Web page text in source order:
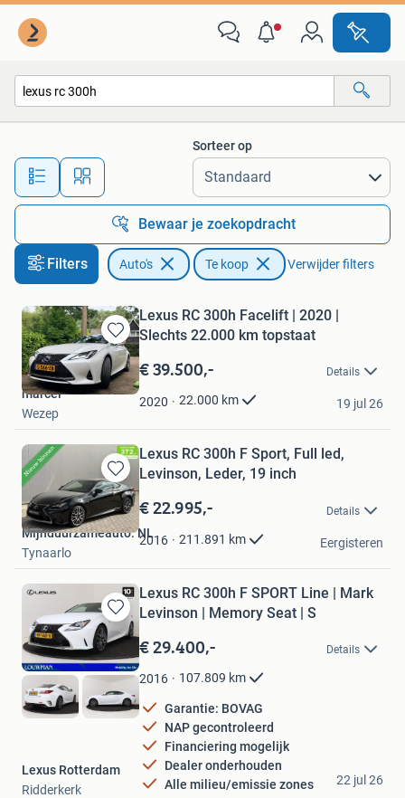
Alle afstanden…
Sorteer op
Bewaar je zoekopdracht
Filters Auto's Te koop Verwijder filters
Bewaren
in
Mijn
Favorieten
Lexus RC 300h Facelift | 2020 |
Slechts 22.000 km topstaat
€ 39.500,- Details
2020 22.000 km
marcel
Wezep
19 jul 26
Bewaren
in
Mijn
Favorieten
Lexus RC 300h F Sport, Full led,
Levinson, Leder, 19 inch
€ 22.995,- Details
2016 211.891 km
Mijnduurzameauto. NL
Tynaarlo
Eergisteren
Bewaren
in
Mijn
Favorieten
Lexus RC 300h F SPORT Line | Mark
Levinson | Memory Seat | S
€ 29.400,- Details
2016 107.809 km
Garantie: BOVAG
NAP gecontroleerd
Financiering mogelijk
Dealer onderhouden
Alle milieu/emissie zones
Lexus Rotterdam
Ridderkerk
22 jul 26